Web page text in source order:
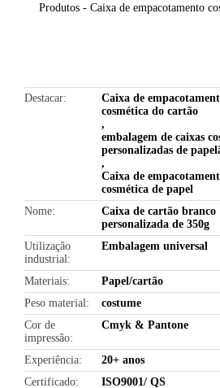
Embalagem
Produtos- Caixa de empacotamento
Destacar
Caixa de
cosmética do cartão
,
embalagem de caixas
personalizadas de
,
Caixa de
cosmética de papel
Nome
Caixa de cartão branco
personalizada de 350g
Utilização
industrial
Embalagem universal
Materiais
Papel/cartão
Peso material
costume
Cor de
impressão
Cmyk & Pantone
Experiência
20+ anos
Certificado
ISO9001/ QS